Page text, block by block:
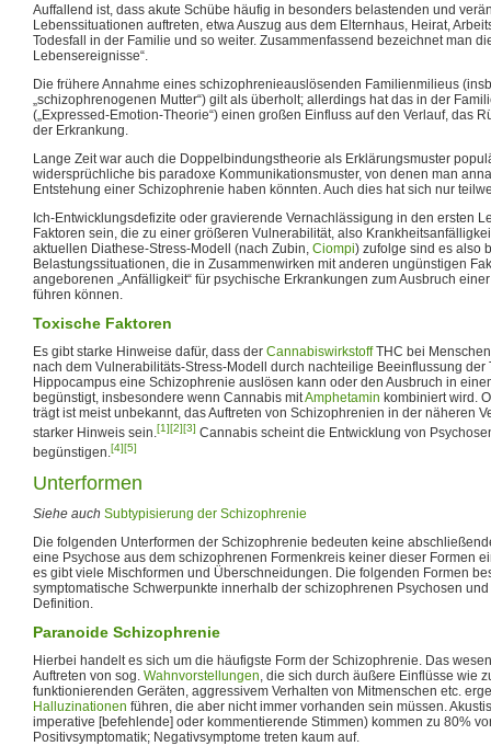
Auffallend ist, dass akute Schübe häufig in besonders belastenden und
Lebenssituationen auftreten, etwa Auszug aus dem Elternhaus, Heirat,
Todesfall in der Familie und so weiter. Zusammenfassend bezeichnet man
Lebensereignisse“.
Die frühere Annahme eines schizophrenieauslösenden Familienmilieus
„schizophrenogenen Mutter“) gilt als überholt; allerdings hat das in der
(„Expressed-Emotion-Theorie“) einen großen Einfluss auf den Verlauf, das
der Erkrankung.
Lange Zeit war auch die Doppelbindungstheorie als Erklärungsmuster
widersprüchliche bis paradoxe Kommunikationsmuster, von denen man
Entstehung einer Schizophrenie haben könnten. Auch dies hat sich nur
Ich-Entwicklungsdefizite oder gravierende Vernachlässigung in den ersten
Faktoren sein, die zu einer größeren Vulnerabilität, also
aktuellen Diathese-Stress-Modell (nach Zubin, Ciompi) zufolge sind es also
Belastungssituationen, die in Zusammenwirken mit anderen ungünstigen
angeborenen „Anfälligkeit“ für psychische Erkrankungen zum Ausbruch
führen können.
Toxische Faktoren
Es gibt starke Hinweise dafür, dass der CannabiswirkstoffTHC bei
nach dem Vulnerabilitäts-Stress-Modell durch nachteilige Beeinflussung der
Hippocampus eine Schizophrenie auslösen kann oder den Ausbruch in
begünstigt, insbesondere wenn Cannabis mitAmphetamin kombiniert wird.
trägt ist meist unbekannt, das Auftreten von Schizophrenien in der näheren
starker Hinweis sein.[1][2][3] Cannabis scheint die Entwicklung von
begünstigen.[4][5]
Unterformen
Siehe auch Subtypisierung der Schizophrenie
Die folgenden Unterformen der Schizophrenie bedeuten keine
eine Psychose aus dem schizophrenen Formenkreis keiner dieser Formen
es gibt viele Mischformen und Überschneidungen. Die folgenden Formen
symptomatische Schwerpunkte innerhalb der schizophrenen Psychosen
Definition.
Paranoide Schizophrenie
Hierbei handelt es sich um die häufigste Form der Schizophrenie. Das
Auftreten von sog. Wahnvorstellungen, die sich durch äußere Einflüsse wie
funktionierenden Geräten, aggressivem Verhalten von Mitmenschen etc.
Halluzinationen führen, die aber nicht immer vorhanden sein müssen.
imperative [befehlende] oder kommentierende Stimmen) kommen zu 80%
Positivsymptomatik; Negativsymptome treten kaum auf.